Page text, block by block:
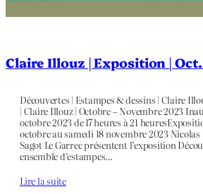
Claire Illouz | Exposition |
Découvertes | Estampes & dessins | Claire
| Claire Illouz | Octobre – Novembre 2023
octobre 2023 de 17 heures à 21
octobre au samedi 18 novembre 2023
Sagot Le Garrec présentent l’exposition
ensemble d’estampes…
Lire la suite